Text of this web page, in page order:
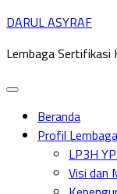
Skip
content
DARUL ASYRAF
Lembaga Sertifikasi
Expand
Beranda
Profil Lembaga
LP3H
Visi dan